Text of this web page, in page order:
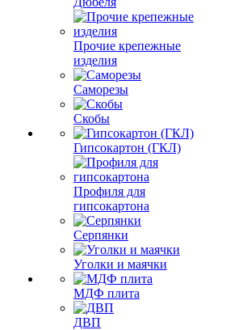
Прочие крепежные
изделия
Саморезы
Скобы
Гипсокартон (ГКЛ)
Профиля для
гипсокартона
Серпянки
Уголки и маячки
МДФ плита
ДВП